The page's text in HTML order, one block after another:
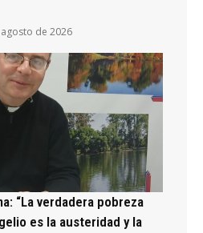
de 2026
“La verdadera pobreza
es la austeridad y la